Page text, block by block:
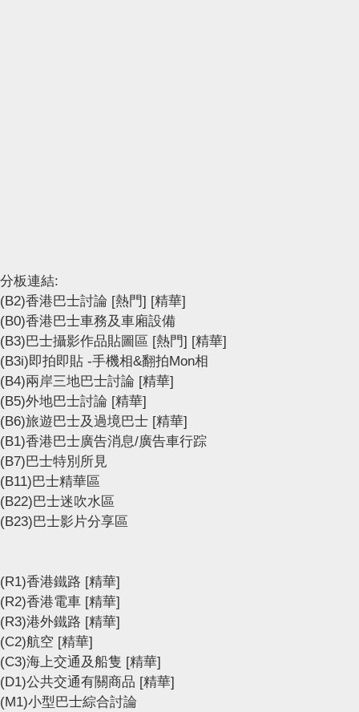
分板連結:
(B2)香港巴士討論 [熱門] [精華]
(B0)香港巴士車務及車廂設備
(B3)巴士攝影作品貼圖區 [熱門] [精華]
(B3i)即拍即貼 -手機相&翻拍Mon相
(B4)兩岸三地巴士討論 [精華]
(B5)外地巴士討論 [精華]
(B6)旅遊巴士及過境巴士 [精華]
(B1)香港巴士廣告消息/廣告車行踪
(B7)巴士特別所見
(B11)巴士精華區
(B22)巴士迷吹水區
(B23)巴士影片分享區
(R1)香港鐵路 [精華]
(R2)香港電車 [精華]
(R3)港外鐵路 [精華]
(C2)航空 [精華]
(C3)海上交通及船隻 [精華]
(D1)公共交通有關商品 [精華]
(M1)小型巴士綜合討論